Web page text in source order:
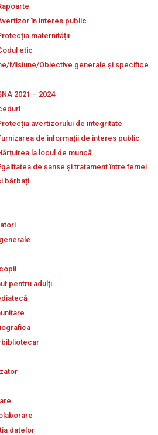
în interes public
maternității
etic
Misiune/Obiective generale și specifice
2021 – 2024
avertizorului de integritate
de informații de interes public
la locul de muncă
de șanse și tratament între femei
bărbați
pentru adulţi
datelor